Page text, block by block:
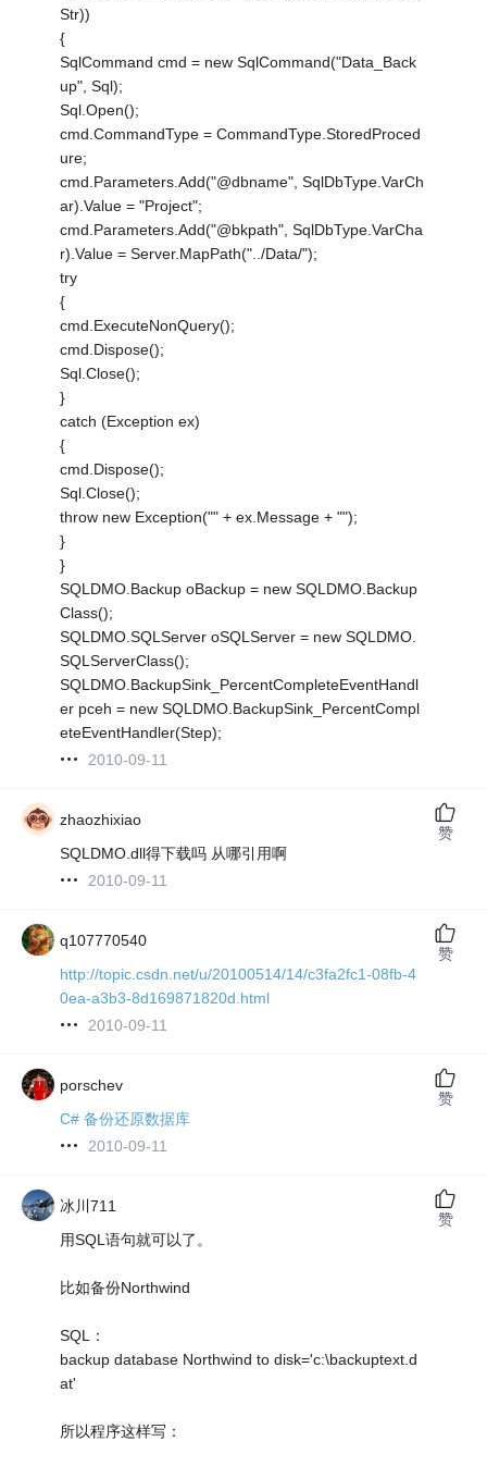
Str))
{
SqlCommand cmd = new SqlCommand("Data_Back
up", Sql);
Sql.Open();
cmd.CommandType = CommandType.StoredProced
ure;
cmd.Parameters.Add("@dbname", SqlDbType.VarCh
ar).Value = "Project";
cmd.Parameters.Add("@bkpath", SqlDbType.VarCha
r).Value = Server.MapPath("../Data/");
try
{
cmd.ExecuteNonQuery();
cmd.Dispose();
Sql.Close();
}
catch (Exception ex)
{
cmd.Dispose();
Sql.Close();
throw new Exception("" + ex.Message + "");
}
}
SQLDMO.Backup oBackup = new SQLDMO.Backup
Class();
SQLDMO.SQLServer oSQLServer = new SQLDMO.
SQLServerClass();
SQLDMO.BackupSink_PercentCompleteEventHandl
er pceh = new SQLDMO.BackupSink_PercentCompl
eteEventHandler(Step);
2010-09-11
zhaozhixiao
SQLDMO.dll得下载吗 从哪引用啊
2010-09-11
赞
q107770540
http://topic.csdn.net/u/20100514/14/c3fa2fc1-08fb-4
0ea-a3b3-8d169871820d.html
2010-09-11
赞
porschev
C# 备份还原数据库
2010-09-11
赞
冰川711
用SQL语句就可以了。
比如备份Northwind
SQL：
backup database Northwind to disk='c:\backuptext.d
at'
所以程序这样写：
赞